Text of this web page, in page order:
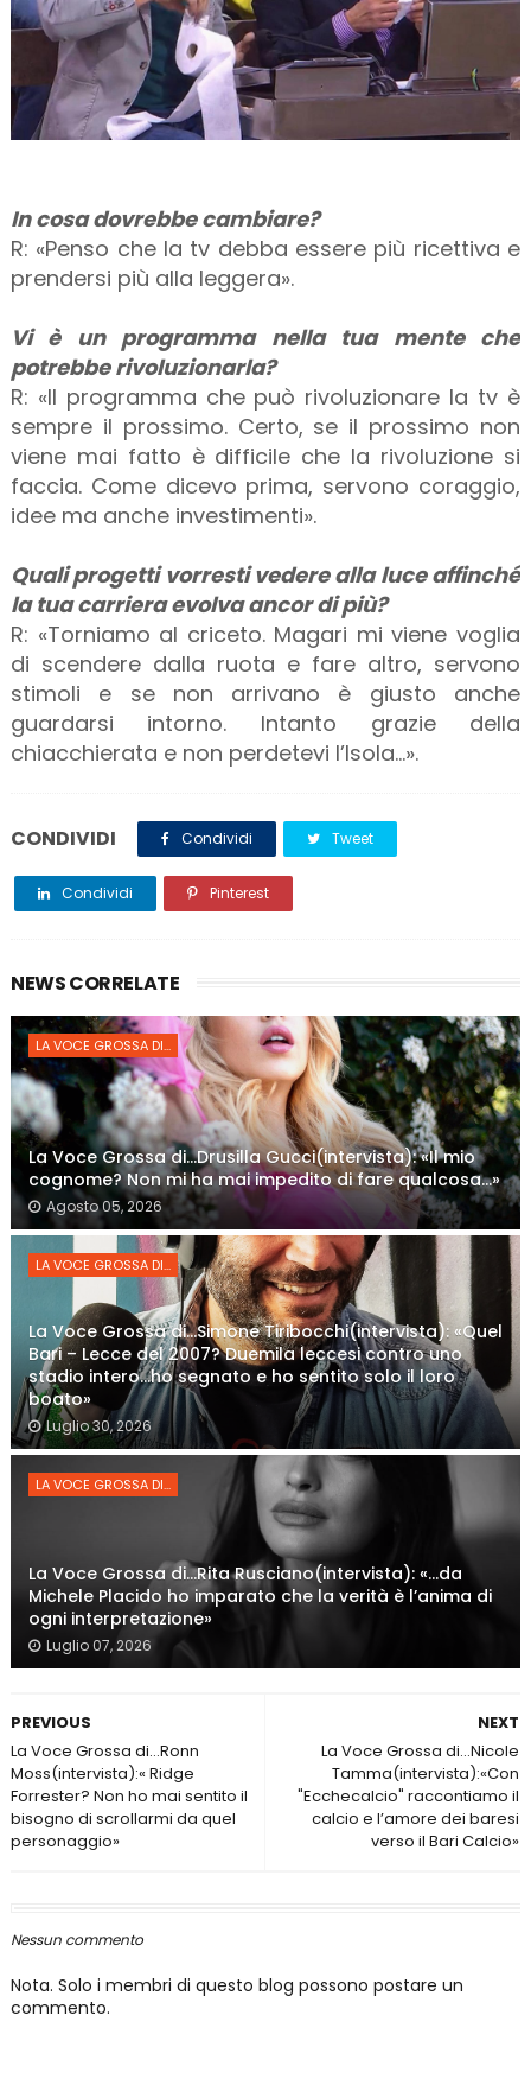
In cosa dovrebbe cambiare?
R: «Penso che la tv debba essere più ricettiva e
prendersi più alla leggera».
Vi è un programma nella tua mente che
potrebbe rivoluzionarla?
R: «Il programma che può rivoluzionare la tv è
sempre il prossimo. Certo, se il prossimo non
viene mai fatto è difficile che la rivoluzione si
faccia. Come dicevo prima, servono coraggio,
idee ma anche investimenti».
Quali progetti vorresti vedere alla luce affinché
la tua carriera evolva ancor di più?
R: «Torniamo al criceto. Magari mi viene voglia
di scendere dalla ruota e fare altro, servono
stimoli e se non arrivano è giusto anche
guardarsi intorno. Intanto grazie della
chiacchierata e non perdetevi l’Isola…».
CONDIVIDI Condividi Tweet
Condividi Pinterest
NEWS CORRELATE
LA VOCE GROSSA DI...
La Voce Grossa di…Drusilla Gucci(intervista): «Il mio
cognome? Non mi ha mai impedito di fare qualcosa…»
Agosto 05, 2026
LA VOCE GROSSA DI...
La Voce Grossa di…Simone Tiribocchi(intervista): «Quel
Bari – Lecce del 2007? Duemila leccesi contro uno
stadio intero...ho segnato e ho sentito solo il loro
boato»
Luglio 30, 2026
LA VOCE GROSSA DI...
La Voce Grossa di…Rita Rusciano(intervista): «…da
Michele Placido ho imparato che la verità è l’anima di
ogni interpretazione»
Luglio 07, 2026
NEXT
La Voce Grossa di…Nicole
Tamma(intervista):«Con
"Ecchecalcio" raccontiamo il
calcio e l’amore dei baresi
verso il Bari Calcio»
PREVIOUS
La Voce Grossa di…Ronn
Moss(intervista):« Ridge
Forrester? Non ho mai sentito il
bisogno di scrollarmi da quel
personaggio»
Nessun commento
Nota. Solo i membri di questo blog possono postare un
commento.